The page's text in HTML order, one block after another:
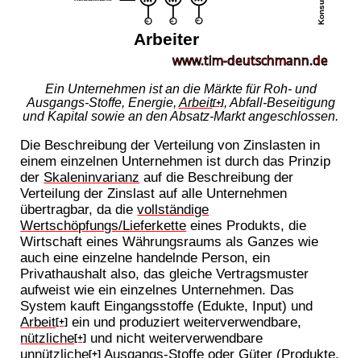
Ein Unternehmen ist an die Märkte für Roh- und
Ausgangs-Stoffe, Energie, Arbeit[+], Abfall-Beseitigung
und Kapital sowie an den Absatz-Markt angeschlossen.
Die Beschreibung der Verteilung von Zinslasten in
einem einzelnen Unternehmen ist durch das Prinzip
der Skaleninvarianz auf die Beschreibung der
Verteilung der Zinslast auf alle Unternehmen
übertragbar, da dievollständige
Wertschöpfungs/Lieferkette eines Produkts, die
Wirtschaft eines Währungsraums als Ganzes wie
auch eine einzelne handelnde Person, ein
Privathaushalt also, das gleiche Vertragsmuster
aufweist wie ein einzelnes Unternehmen. Das
System kauft Eingangsstoffe (Edukte, Input) und
Arbeit[+] ein und produziert weiterverwendbare,
nützliche[+] und nicht weiterverwendbare
unnützliche[+] Ausgangs-Stoffe oder Güter (Produkte,